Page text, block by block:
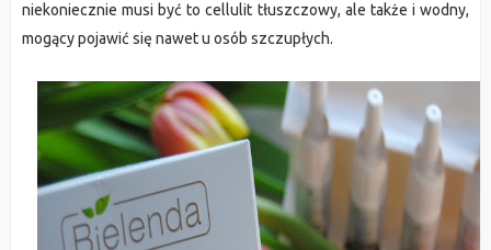
niekoniecznie musi być to cellulit tłuszczowy, ale także i wodny,
mogący pojawić się nawet u osób szczupłych.